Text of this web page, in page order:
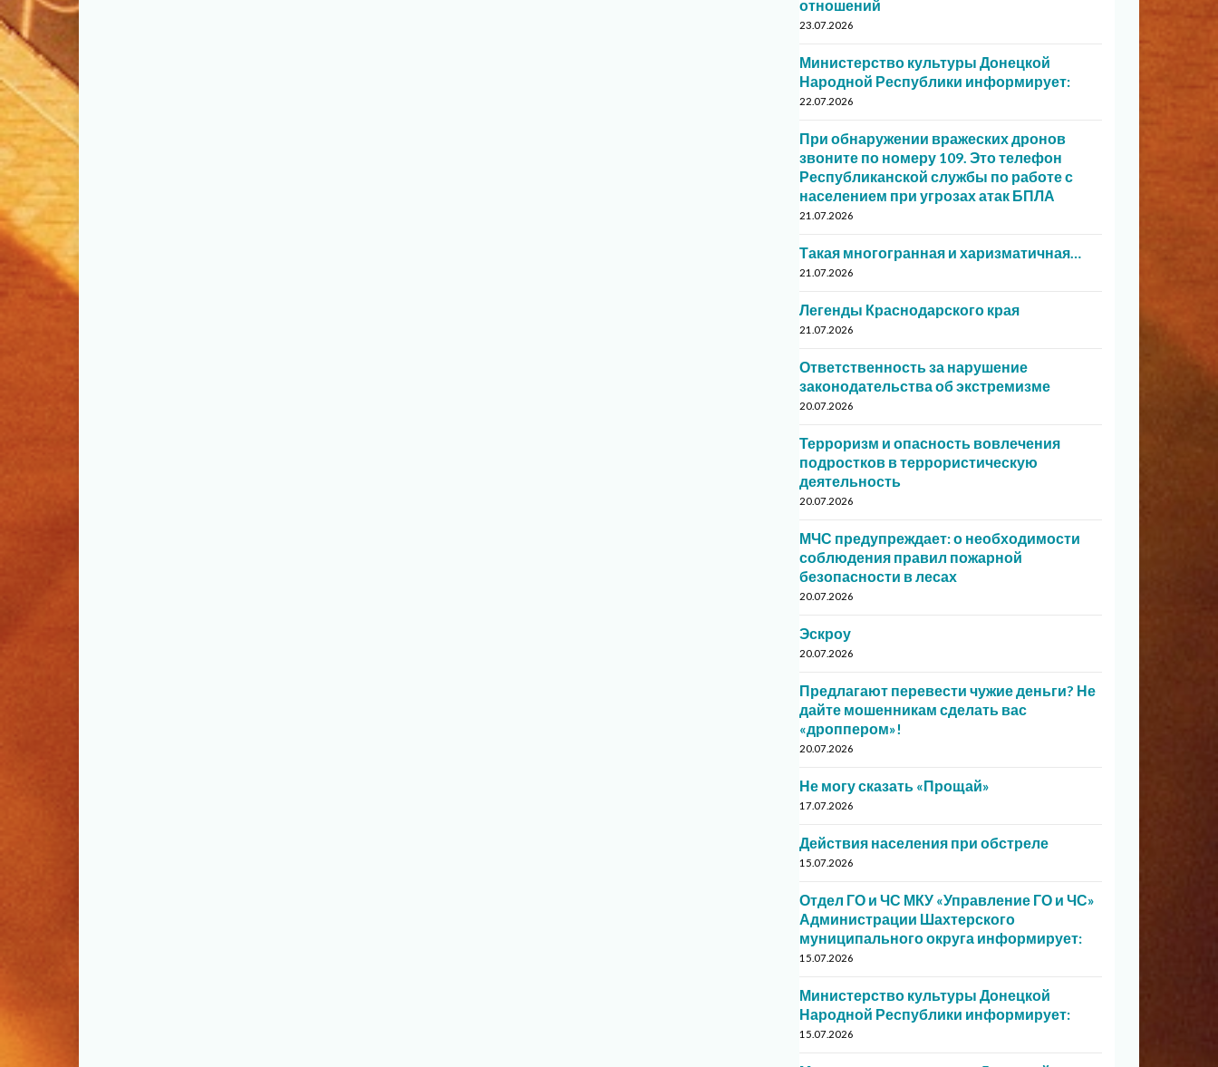
отношений
23.07.2026
Министерство культуры Донецкой
Народной Республики информирует:
22.07.2026
При обнаружении вражеских дронов
звоните по номеру 109. Это телефон
Республиканской службы по работе с
населением при угрозах атак БПЛА
21.07.2026
Такая многогранная и харизматичная…
21.07.2026
Легенды Краснодарского края
21.07.2026
Ответственность за нарушение
законодательства об экстремизме
20.07.2026
Терроризм и опасность вовлечения
подростков в террористическую
деятельность
20.07.2026
МЧС предупреждает: о необходимости
соблюдения правил пожарной
безопасности в лесах
20.07.2026
Эскроу
20.07.2026
Предлагают перевести чужие деньги? Не
дайте мошенникам сделать вас
«дроппером»!
20.07.2026
Не могу сказать «Прощай»
17.07.2026
Действия населения при обстреле
15.07.2026
Отдел ГО и ЧС МКУ «Управление ГО и ЧС»
Администрации Шахтерского
муниципального округа информирует:
15.07.2026
Министерство культуры Донецкой
Народной Республики информирует:
15.07.2026